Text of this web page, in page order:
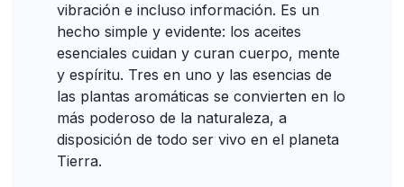
vibración e incluso información. Es un
hecho simple y evidente: los aceites
esenciales cuidan y curan cuerpo, mente
y espíritu. Tres en uno y las esencias de
las plantas aromáticas se convierten en lo
más poderoso de la naturaleza, a
disposición de todo ser vivo en el planeta
Tierra.